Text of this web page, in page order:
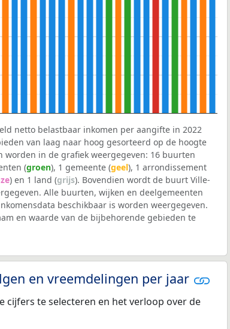
netto belastbaar inkomen per aangifte in 2022
van laag naar hoog gesorteerd op de hoogte
worden in de grafiek weergegeven: 16 buurten
(groen), 1 gemeente (geel), 1 arrondissement
) en 1 land (grijs). Bovendien wordt de buurt Ville-
Alle buurten, wijken en deelgemeenten
beschikbaar is worden weergegeven.
en waarde van de bijbehorende gebieden te
en vreemdelingen per jaar
cijfers te selecteren en het verloop over de